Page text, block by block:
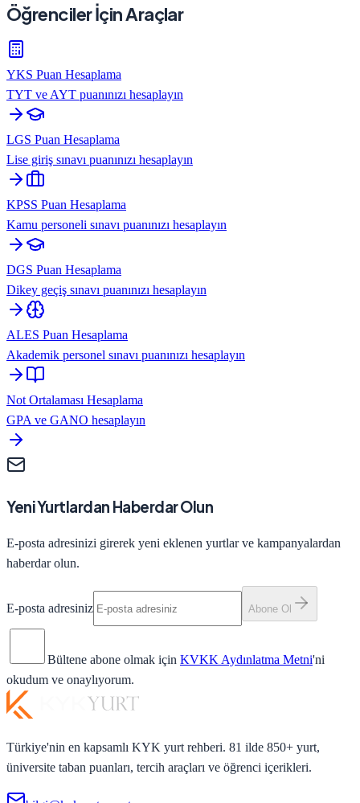
Öğrenciler İçin Araçlar
YKS Puan Hesaplama
TYT ve AYT puanınızı hesaplayın
LGS Puan Hesaplama
Lise giriş sınavı puanınızı hesaplayın
KPSS Puan Hesaplama
Kamu personeli sınavı puanınızı hesaplayın
DGS Puan Hesaplama
Dikey geçiş sınavı puanınızı hesaplayın
ALES Puan Hesaplama
Akademik personel sınavı puanınızı hesaplayın
Not Ortalaması Hesaplama
GPA ve GANO hesaplayın
Yeni Yurtlardan Haberdar Olun
E-posta adresinizi girerek yeni eklenen yurtlar ve kampanyalardan
haberdar olun.
E-posta adresiniz Abone Ol
Bültene abone olmak için KVKK Aydınlatma Metni'ni
okudum ve onaylıyorum.
Türkiye'nin en kapsamlı KYK yurt rehberi. 81 ilde 850+ yurt,
üniversite taban puanları, tercih araçları ve öğrenci içerikleri.